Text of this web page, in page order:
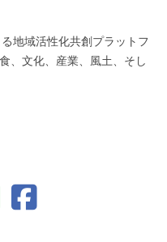
地域活性化共創プラットフ
、文化、産業、風土、そし